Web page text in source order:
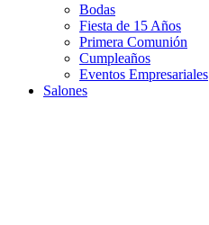
Bodas
Fiesta de 15 Años
Primera Comunión
Cumpleaños
Eventos Empresariales
Salones